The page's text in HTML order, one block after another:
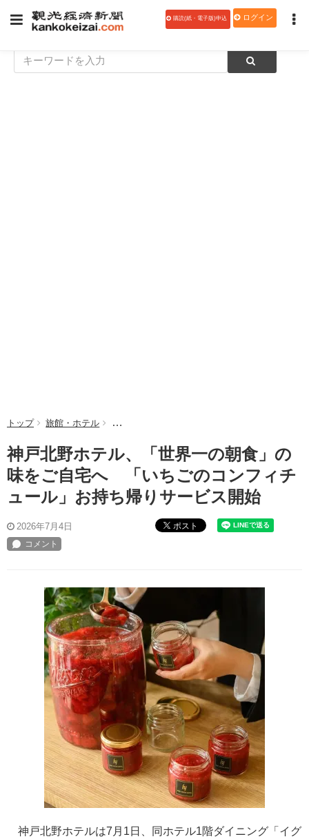
購読(紙・電子版)申込 ログイン
トップ 旅館・ホテル 神戸北野ホテル、「世界一の朝食」の味をご
神戸北野ホテル、「世界一の朝食」の
味をご自宅へ 「いちごのコンフィチ
ュール」お持ち帰りサービス開始
2026年7月4日 ポスト
神戸北野ホテルは7月1日、同ホテル1階ダイニング「イグ